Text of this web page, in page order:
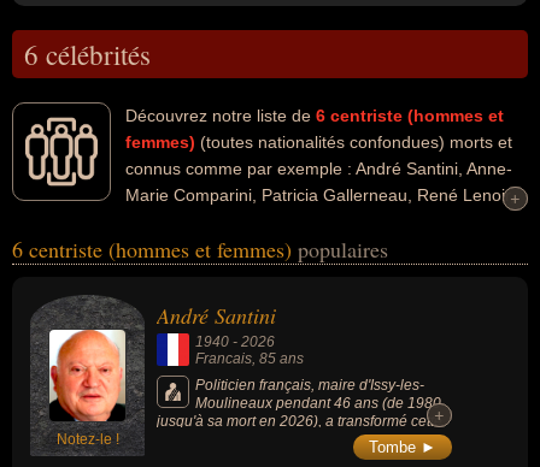
6 célébrités
Découvrez notre liste de 6 centriste (hommes et
femmes) (toutes nationalités confondues) morts et
connus comme par exemple : André Santini, Anne-
Marie Comparini, Patricia Gallerneau, René Lenoir,
des liens variés dans les domaines people, de la politique, de la
avoir été député, homme d'état, homme politique, maire, ministre,
ministre de la culture, conseiller régional, conseiller municipal ou
secrétaire d'état. En ce qui concerne leurs nationalités au moment
de leurs morts, ils peuvent avoir été francais par exemple.
+
+
6 centriste (hommes et femmes) populaires
Notez-le !
André Santini
1940 - 2026
Francais, 85 ans
Politicien français, maire d'Issy-les-
Moulineaux pendant 46 ans (de 1980
jusqu'à sa mort en 2026), a transformé cette
ancienne commune ouvrière en un pôle
technologique et numérique majeur de la
+
+
Tombe ►